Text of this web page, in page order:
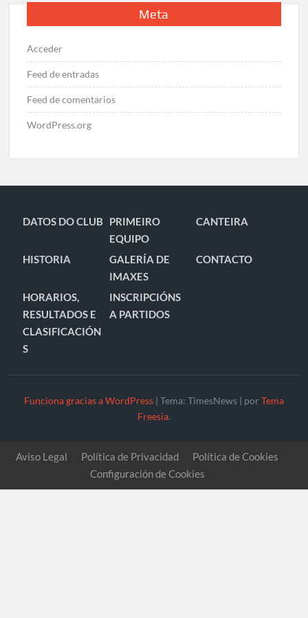
Meta
Acceder
Feed de entradas
Feed de comentarios
WordPress.org
DATOS DO CLUB
PRIMEIRO
EQUIPO
CANTEIRA
HISTORIA
GALERÍA DE
IMAXES
CONTACTO
HORARIOS,
RESULTADOS E
CLASIFICACIÓN
S
INSCRIPCIÓNS
A PARTIDOS
Funciona gracias a WordPress | Tema: TimesNews | por Tema
Freesia.
Aviso Legal Política de Privacidad
Política de Cookies
Configuración de Cookies